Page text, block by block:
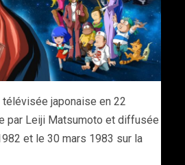
japonaise en 22
par Leiji Matsumoto et diffusée
et le 30 mars 1983 sur la